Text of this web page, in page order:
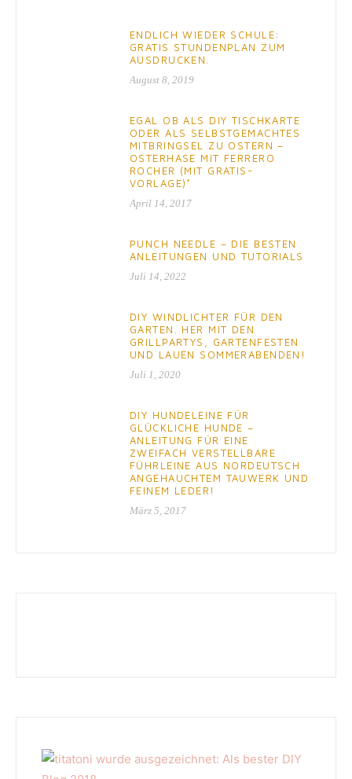
ENDLICH WIEDER SCHULE:
GRATIS STUNDENPLAN ZUM
AUSDRUCKEN.
August 8, 2019
EGAL OB ALS DIY TISCHKARTE
ODER ALS SELBSTGEMACHTES
MITBRINGSEL ZU OSTERN –
OSTERHASE MIT FERRERO
ROCHER (MIT GRATIS-
VORLAGE)*
April 14, 2017
PUNCH NEEDLE – DIE BESTEN
ANLEITUNGEN UND TUTORIALS
Juli 14, 2022
DIY WINDLICHTER FÜR DEN
GARTEN. HER MIT DEN
GRILLPARTYS, GARTENFESTEN
UND LAUEN SOMMERABENDEN!
Juli 1, 2020
DIY HUNDELEINE FÜR
GLÜCKLICHE HUNDE –
ANLEITUNG FÜR EINE
ZWEIFACH VERSTELLBARE
FÜHRLEINE AUS NORDEUTSCH
ANGEHAUCHTEM TAUWERK UND
FEINEM LEDER!
März 5, 2017